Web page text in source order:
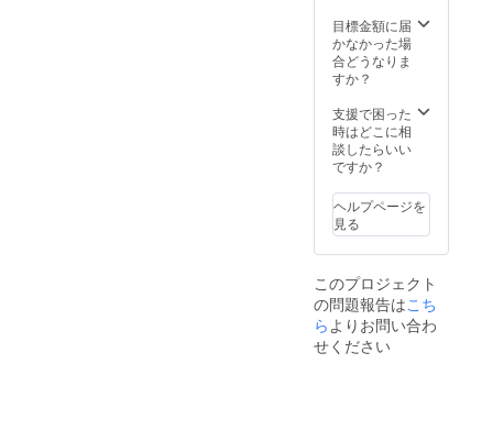
目標金額に届
かなかった場
合どうなりま
すか？
支援で困った
時はどこに相
談したらいい
ですか？
ヘルプページを
見る
このプロジェクト
の問題報告はこち
ら よりお問い合わ
せください